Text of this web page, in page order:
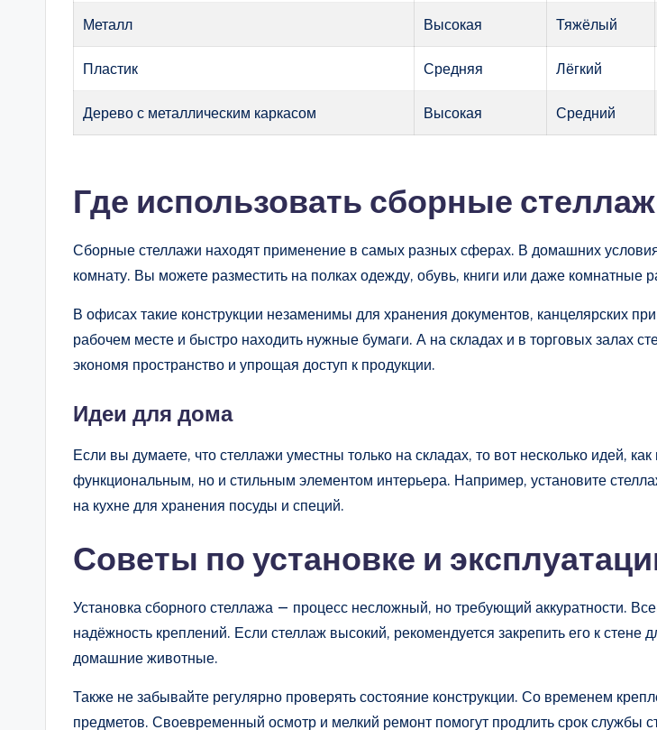
Металл Высокая Тяжёлый
Пластик Средняя Лёгкий
Дерево с металлическим каркасом Высокая Средний
Где использовать сборные
Сборные стеллажи находят применение в самых разных сферах. В домашних
комнату. Вы можете разместить на полках одежду, обувь, книги или даже комнатные
В офисах такие конструкции незаменимы для хранения документов, канцелярских
рабочем месте и быстро находить нужные бумаги. А на складах и в торговых залах
экономя пространство и упрощая доступ к продукции.
Идеи для дома
Если вы думаете, что стеллажи уместны только на складах, то вот несколько идей,
функциональным, но и стильным элементом интерьера. Например, установите
на кухне для хранения посуды и специй.
Советы по установке и
Установка сборного стеллажа — процесс несложный, но требующий аккуратности.
надёжность креплений. Если стеллаж высокий, рекомендуется закрепить его к
домашние животные.
Также не забывайте регулярно проверять состояние конструкции. Со временем
предметов. Своевременный осмотр и мелкий ремонт помогут продлить срок службы